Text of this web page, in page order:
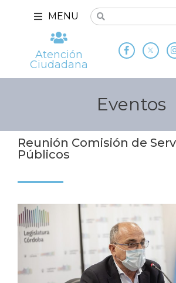
MENU
Atención
Ciudadana
Eventos
Reunión Comisión de
Públicos